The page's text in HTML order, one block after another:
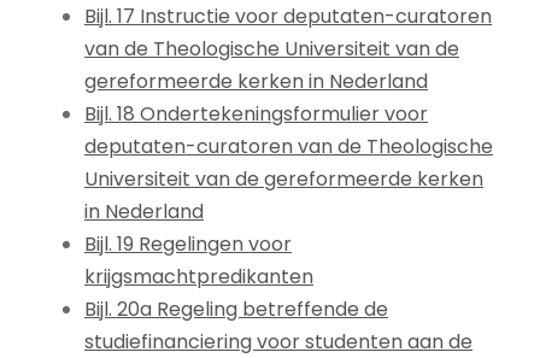
Bijl. 17 Instructie voor deputaten-curatoren
van de Theologische Universiteit van de
gereformeerde kerken in Nederland
Bijl. 18 Ondertekeningsformulier voor
deputaten-curatoren van de Theologische
Universiteit van de gereformeerde kerken
in Nederland
Bijl. 19 Regelingen voor
krijgsmachtpredikanten
Bijl. 20a Regeling betreffende de
studiefinanciering voor studenten aan de